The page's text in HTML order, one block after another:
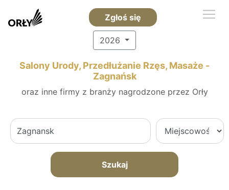
Zgłoś się
2026
Salony Urody, Przedłużanie Rzęs, Masaże -
Zagnańsk
oraz inne firmy z branży nagrodzone przez Orły
Szukaj